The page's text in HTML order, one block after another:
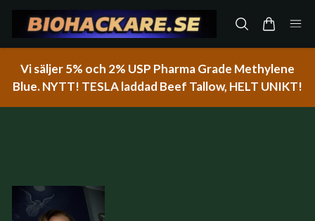
Vi säljer 5% och 2% USP Pharma Grade Methylene
Blue. NYTT! TESLA laddad Beef Tallow, HELT UNIKT!